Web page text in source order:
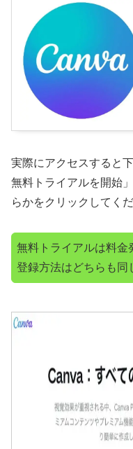
実際にアクセスすると
無料トライアルを開始
らかをクリックしてくだ
無料トライアルは料金
登録方法はどちらも同